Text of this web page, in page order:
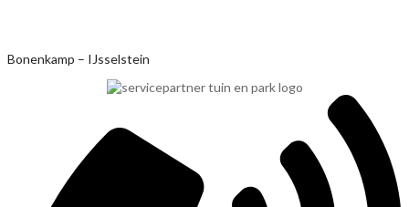
Ga
Bonenkamp – IJsselstein